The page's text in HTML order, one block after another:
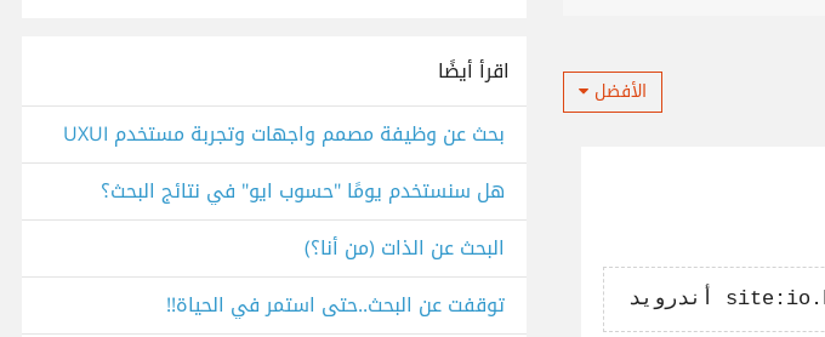
الأفضل
اقرأ أيضًا
بحث عن وظيفة مصمم واجهات وتجربة مستخدم UXUI
هل سنستخدم يومًا "حسوب ايو" في نتائج البحث؟
البحث عن الذات (من أنا؟)
توقفت عن البحث..حتى استمر في الحياة!!